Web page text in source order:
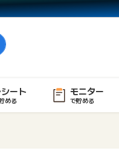
ート
める
モニター
で貯める